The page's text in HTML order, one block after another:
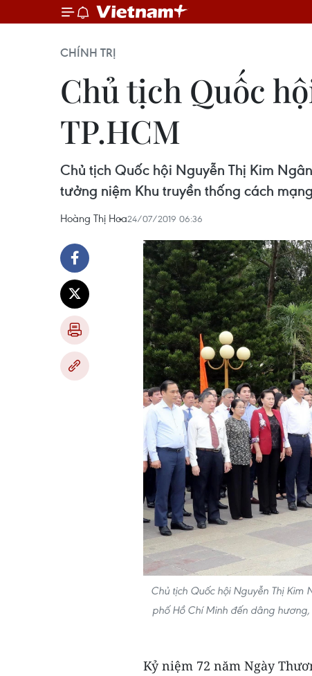
CHÍNH TRỊ
Chủ tịch Quốc
TP.HCM
Chủ tịch Quốc hội Nguyễn Thị Kim
tưởng niệm Khu truyền thống cách
Hoàng Thị Hoa24/07/2019 06:36
Chủ tịch Quốc hội Nguyễn Thị
phố Hồ Chí Minh đến dâng
Kỷ niệm 72 năm Ngày